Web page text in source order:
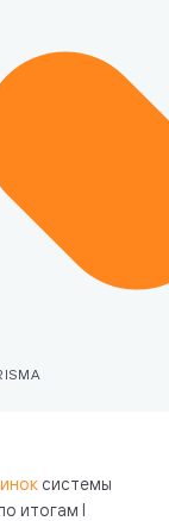
системы
итогам I